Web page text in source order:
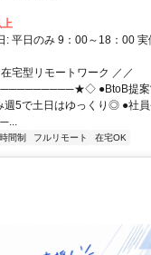
: 平日のみ 9：00～18：00
宅型リモートワーク ／／
●BtoB提案営
週5で土日はゆっくり◎ ●社員
間制 フルリモート 在宅OK